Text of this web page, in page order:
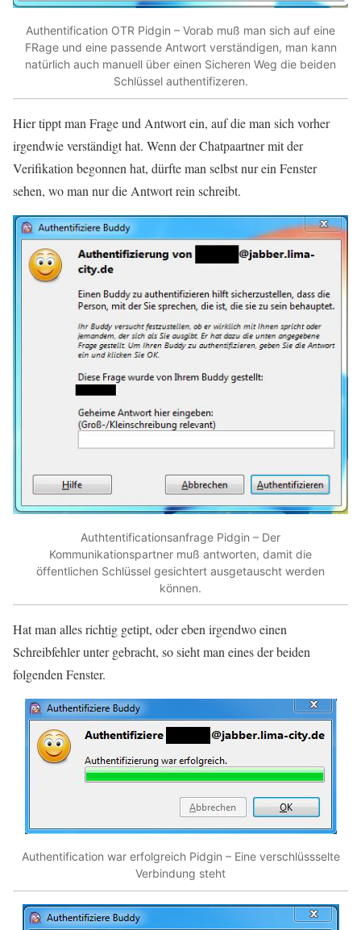
Authentification OTR Pidgin – Vorab muß man sich auf eine
FRage und eine passende Antwort verständigen, man kann
natürlich auch manuell über einen Sicheren Weg die beiden
Schlüssel authentifizeren.
Hier tippt man Frage und Antwort ein, auf die man sich vorher
irgendwie verständigt hat. Wenn der Chatpaartner mit der
Verifikation begonnen hat, dürfte man selbst nur ein Fenster
sehen, wo man nur die Antwort rein schreibt.
Authtentificationsanfrage Pidgin – Der
Kommunikationspartner muß antworten, damit die
öffentlichen Schlüssel gesichtert ausgetauscht werden
können.
Hat man alles richtig getipt, oder eben irgendwo einen
Schreibfehler unter gebracht, so sieht man eines der beiden
folgenden Fenster.
Authentification war erfolgreich Pidgin – Eine verschlüssselte
Verbindung steht